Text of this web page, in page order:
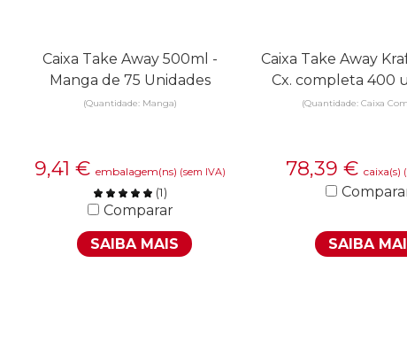
Caixa Take Away 500ml -
Manga de 75 Unidades
(Quantidade: Manga)
9,41 € embalagem(ns) (sem IVA)
(1)
Comparar
SAIBA MAIS
Caixa Take Away
Cx. completa 400
(Quantidade: Caixa
78,39 € caixa(s)
SAIBA